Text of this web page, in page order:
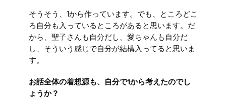
そうそう、1から作っています。でも、ところどこ
ろ自分も入っているところがあると思います。だ
から、聖子さんも自分だし、愛ちゃんも自分だ
し、そういう感じで自分が結構入ってると思いま
す。
お話全体の着想源も、自分で1から考えたのでし
ょうか？